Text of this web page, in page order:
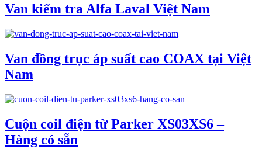
Van kiểm tra Alfa Laval Việt Nam
Van đồng trục áp suất cao COAX tại Việt
Nam
Cuộn coil điện từ Parker XS03XS6 –
Hàng có sẵn